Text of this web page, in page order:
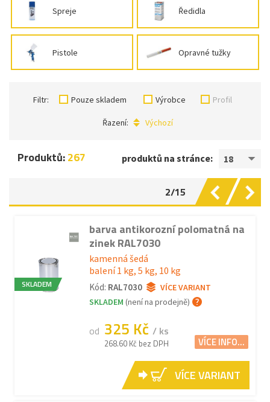
Spreje Ředidla
Pistole Opravné tužky
Filtr: Pouze skladem Výrobce Profil
Řazení: Výchozí
produktů na stránce: 18
Produktů:267
2/15
SKLADEM
barva antikorozní polomatná na
zinek RAL7030
kamenná šedá
balení 1 kg, 5 kg, 10 kg
Kód: RAL7030
VÍCE VARIANT
SKLADEM (není na prodejně)
od 325 Kč / ks
268.60 Kč bez DPH VÍCE INFO...
VÍCE VARIANT